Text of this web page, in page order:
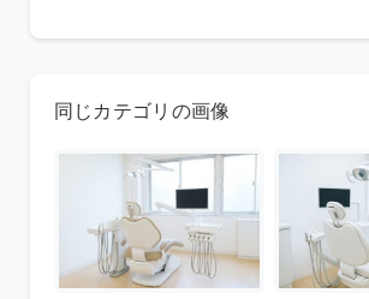
同じカテゴリの画像